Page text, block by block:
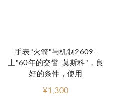
手表"火箭"与机制2609-
上"60年的交警-莫斯科"，良
好的条件，使用
¥1,300